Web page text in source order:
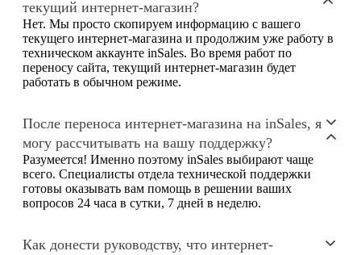
текущий интернет-магазин?
Нет. Мы просто скопируем информацию с вашего
текущего интернет-магазина и продолжим уже работу в
техническом аккаунте inSales. Во время работ по
переносу сайта, текущий интернет-магазин будет
работать в обычном режиме.
После переноса интернет-магазина на inSales, я
могу рассчитывать на вашу поддержку?
Разумеется! Именно поэтому inSales выбирают чаще
всего. Специалисты отдела технической поддержки
готовы оказывать вам помощь в решении ваших
вопросов 24 часа в сутки, 7 дней в неделю.
Как донести руководству, что интернет-